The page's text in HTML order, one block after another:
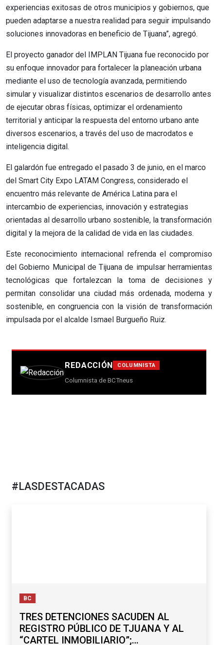
experiencias exitosas de otros municipios y gobiernos, que
pueden adaptarse a nuestra realidad para seguir impulsando
soluciones innovadoras en beneficio de Tijuana”, agregó.
El proyecto ganador del IMPLAN Tijuana fue reconocido por
su enfoque innovador para fortalecer la planeación urbana
mediante el uso de tecnología avanzada, permitiendo
simular y visualizar distintos escenarios de desarrollo antes
de ejecutar obras físicas, optimizar el ordenamiento
territorial y anticipar la respuesta del entorno urbano ante
diversos escenarios, a través del uso de macrodatos e
inteligencia digital.
El galardón fue entregado el pasado 3 de junio, en el marco
del Smart City Expo LATAM Congress, considerado el
encuentro más relevante de América Latina para el
intercambio de experiencias, innovación y estrategias
orientadas al desarrollo urbano sostenible, la transformación
digital y la mejora de la calidad de vida en las ciudades.
Este reconocimiento internacional refrenda el compromiso
del Gobierno Municipal de Tijuana de impulsar herramientas
tecnológicas que fortalezcan la toma de decisiones y
permitan consolidar una ciudad más ordenada, moderna y
sostenible, en congruencia con la visión de transformación
impulsada por el alcalde Ismael Burgueño Ruiz.
REDACCIÓN COLUMNISTA
Columnista de BCTneus
#LASDESTACADAS
BC
TRES DETENCIONES SACUDEN AL
REGISTRO PÚBLICO DE TJUANA Y AL
“CARTEL INMOBILIARIO”;